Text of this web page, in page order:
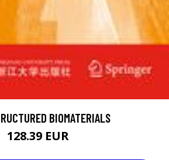
BIOMATERIALS
128.39 EUR